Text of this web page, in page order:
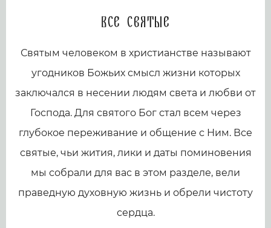
Все святые
Святым человеком в христианстве называют
угодников Божьих смысл жизни которых
заключался в несении людям света и любви от
Господа. Для святого Бог стал всем через
глубокое переживание и общение с Ним. Все
святые, чьи жития, лики и даты поминовения
мы собрали для вас в этом разделе, вели
праведную духовную жизнь и обрели чистоту
сердца.